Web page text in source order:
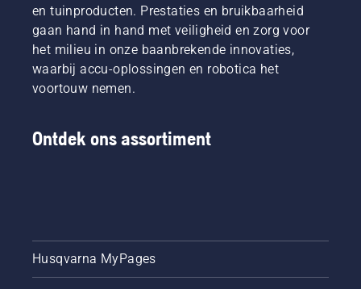
en tuinproducten. Prestaties en bruikbaarheid
gaan hand in hand met veiligheid en zorg voor
het milieu in onze baanbrekende innovaties,
waarbij accu-oplossingen en robotica het
voortouw nemen.
Ontdek ons assortiment
Husqvarna MyPages